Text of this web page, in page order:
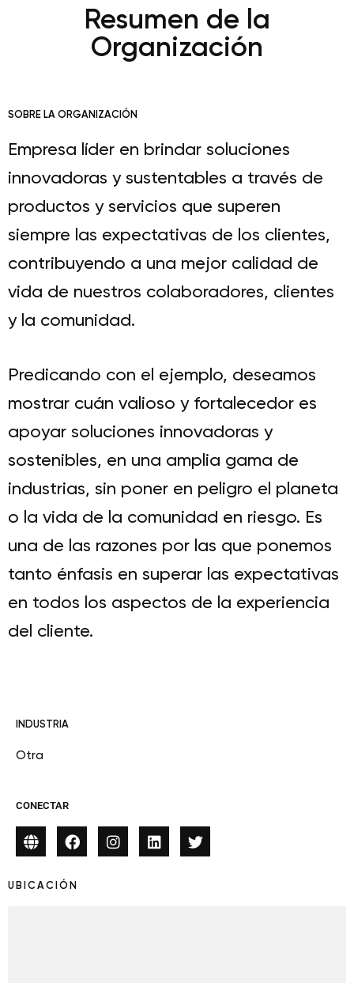
Resumen de la
Organización
SOBRE LA ORGANIZACIÓN
Empresa líder en brindar soluciones
innovadoras y sustentables a través de
productos y servicios que superen
siempre las expectativas de los clientes,
contribuyendo a una mejor calidad de
vida de nuestros colaboradores, clientes
y la comunidad.
Predicando con el ejemplo, deseamos
mostrar cuán valioso y fortalecedor es
apoyar soluciones innovadoras y
sostenibles, en una amplia gama de
industrias, sin poner en peligro el planeta
o la vida de la comunidad en riesgo. Es
una de las razones por las que ponemos
tanto énfasis en superar las expectativas
en todos los aspectos de la experiencia
del cliente.
INDUSTRIA
Otra
CONECTAR
UBICACIÓN